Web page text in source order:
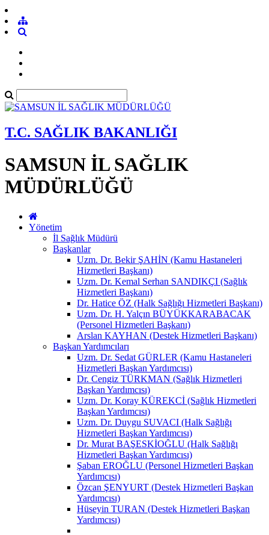
T.C. SAĞLIK BAKANLIĞI
SAMSUN İL SAĞLIK
MÜDÜRLÜĞÜ
Yönetim
İl Sağlık Müdürü
Başkanlar
Uzm. Dr. Bekir ŞAHİN (Kamu Hastaneleri
Hizmetleri Başkanı)
Uzm. Dr. Kemal Serhan SANDIKÇI (Sağlık
Hizmetleri Başkanı)
Dr. Hatice ÖZ (Halk Sağlığı Hizmetleri Başkanı)
Uzm. Dr. H. Yalçın BÜYÜKKARABACAK
(Personel Hizmetleri Başkanı)
Arslan KAYHAN (Destek Hizmetleri Başkanı)
Başkan Yardımcıları
Uzm. Dr. Sedat GÜRLER (Kamu Hastaneleri
Hizmetleri Başkan Yardımcısı)
Dr. Cengiz TÜRKMAN (Sağlık Hizmetleri
Başkan Yardımcısı)
Uzm. Dr. Koray KÜREKCİ (Sağlık Hizmetleri
Başkan Yardımcısı)
Uzm. Dr. Duygu SUVACI (Halk Sağlığı
Hizmetleri Başkan Yardımcısı)
Dr. Murat BAŞESKİOĞLU (Halk Sağlığı
Hizmetleri Başkan Yardımcısı)
Şaban EROĞLU (Personel Hizmetleri Başkan
Yardımcısı)
Özcan ŞENYURT (Destek Hizmetleri Başkan
Yardımcısı)
Hüseyin TURAN (Destek Hizmetleri Başkan
Yardımcısı)